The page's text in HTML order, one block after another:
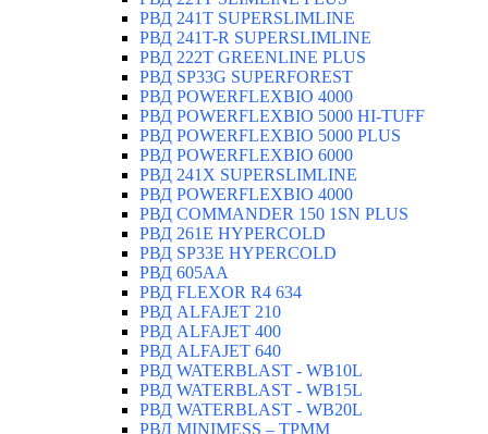
РВД 241T SUPERSLIMLINE
РВД 241T-R SUPERSLIMLINE
РВД 222T GREENLINE PLUS
РВД SP33G SUPERFOREST
РВД POWERFLEXBIO 4000
РВД POWERFLEXBIO 5000 HI-TUFF
РВД POWERFLEXBIO 5000 PLUS
РВД POWERFLEXBIO 6000
РВД 241X SUPERSLIMLINE
РВД POWERFLEXBIO 4000
РВД СOMMANDER 150 1SN PLUS
РВД 261E HYPERCOLD
РВД SP33E HYPERCOLD
РВД 605AA
РВД FLEXOR R4 634
РВД ALFAJET 210
РВД ALFAJET 400
РВД ALFAJET 640
РВД WATERBLAST - WB10L
РВД WATERBLAST - WB15L
РВД WATERBLAST - WB20L
РВД MINIMESS – TPMM